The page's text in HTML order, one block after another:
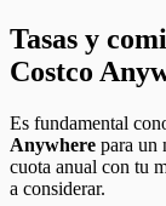
Tasas y
Costco
Es fundamental
Anywhere para un
cuota anual con tu
a considerar.